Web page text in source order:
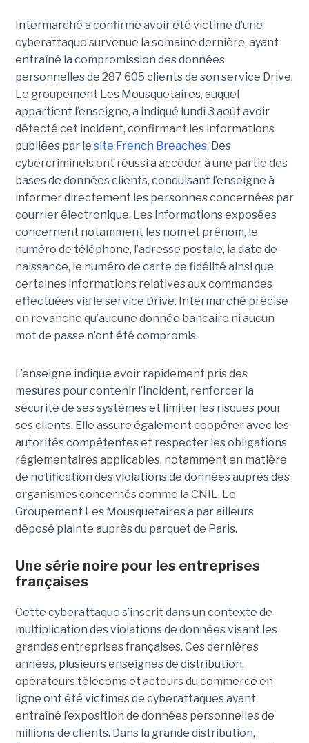
Intermarché a confirmé avoir été victime d’une
cyberattaque survenue la semaine dernière, ayant
entraîné la compromission des données
personnelles de 287 605 clients de son service Drive.
Le groupement Les Mousquetaires, auquel
appartient l’enseigne, a indiqué lundi 3 août avoir
détecté cet incident, confirmant les informations
publiées par le site French Breaches. Des
cybercriminels ont réussi à accéder à une partie des
bases de données clients, conduisant l’enseigne à
informer directement les personnes concernées par
courrier électronique. Les informations exposées
concernent notamment les nom et prénom, le
numéro de téléphone, l’adresse postale, la date de
naissance, le numéro de carte de fidélité ainsi que
certaines informations relatives aux commandes
effectuées via le service Drive. Intermarché précise
en revanche qu’aucune donnée bancaire ni aucun
mot de passe n’ont été compromis.
L’enseigne indique avoir rapidement pris des
mesures pour contenir l’incident, renforcer la
sécurité de ses systèmes et limiter les risques pour
ses clients. Elle assure également coopérer avec les
autorités compétentes et respecter les obligations
réglementaires applicables, notamment en matière
de notification des violations de données auprès des
organismes concernés comme la CNIL. Le
Groupement Les Mousquetaires a par ailleurs
déposé plainte auprès du parquet de Paris.
Une série noire pour les entreprises
françaises
Cette cyberattaque s’inscrit dans un contexte de
multiplication des violations de données visant les
grandes entreprises françaises. Ces dernières
années, plusieurs enseignes de distribution,
opérateurs télécoms et acteurs du commerce en
ligne ont été victimes de cyberattaques ayant
entraîné l’exposition de données personnelles de
millions de clients. Dans la grande distribution,